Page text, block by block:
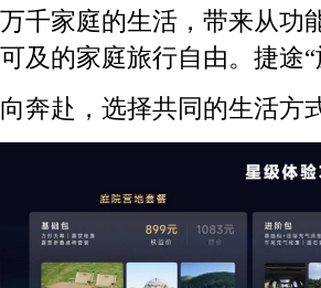
万千家庭的生活，带来从功
可及的家庭旅行自由。捷途
向奔赴，选择共同的生活方